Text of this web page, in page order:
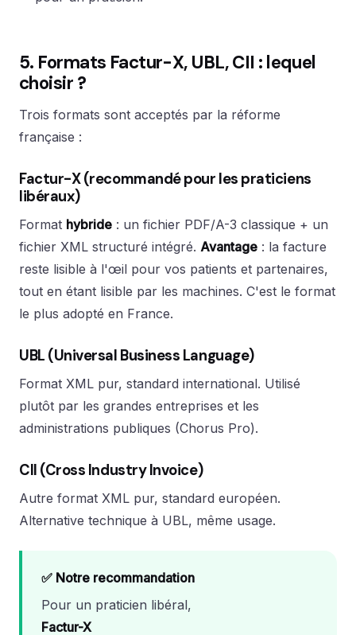
5. Formats Factur-X, UBL, CII : lequel
choisir ?
Trois formats sont acceptés par la réforme
française :
Factur-X (recommandé pour les praticiens
libéraux)
Format hybride : un fichier PDF/A-3 classique + un
fichier XML structuré intégré. Avantage : la facture
reste lisible à l'œil pour vos patients et partenaires,
tout en étant lisible par les machines. C'est le format
le plus adopté en France.
UBL (Universal Business Language)
Format XML pur, standard international. Utilisé
plutôt par les grandes entreprises et les
administrations publiques (Chorus Pro).
CII (Cross Industry Invoice)
Autre format XML pur, standard européen.
Alternative technique à UBL, même usage.
✅ Notre recommandation
Pour un praticien libéral,
Factur-X